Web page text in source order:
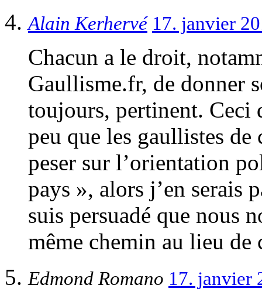
Alain Kerhervé 17. janvier
Chacun a le droit,
Gaullisme.fr, de donner
toujours, pertinent. Ceci
peu que les gaullistes
peser sur l’orientation
pays », alors j’en serais
suis persuadé que nous
même chemin au lieu de
Edmond Romano 17. janvier